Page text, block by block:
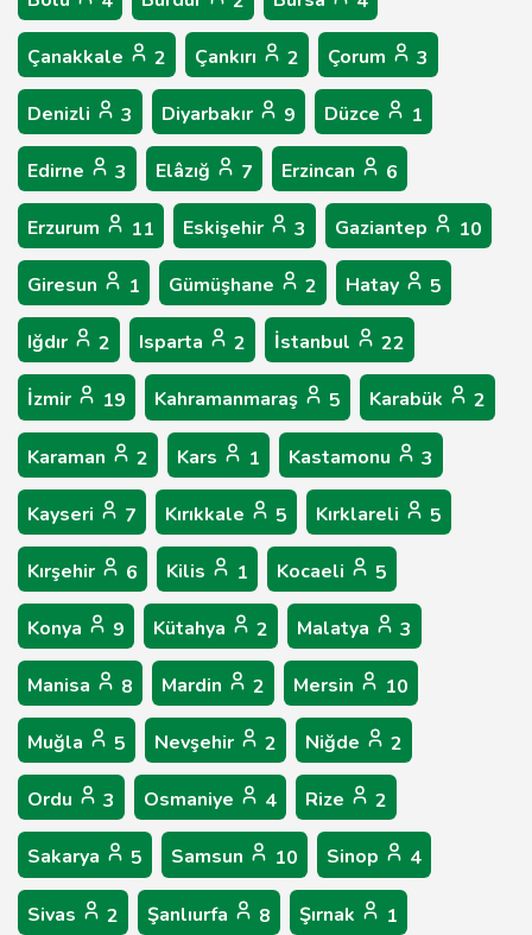
Çanakkale 2 Çankırı 2 Çorum 3
Denizli 3 Diyarbakır 9 Düzce 1
Edirne 3 Elâzığ 7 Erzincan 6
Erzurum 11 Eskişehir 3 Gaziantep 10
Giresun 1 Gümüşhane 2 Hatay 5
Iğdır 2 Isparta 2 İstanbul 22
İzmir 19 Kahramanmaraş 5 Karabük 2
Karaman 2 Kars 1 Kastamonu 3
Kayseri 7 Kırıkkale 5 Kırklareli 5
Kırşehir 6 Kilis 1 Kocaeli 5
Konya 9 Kütahya 2 Malatya 3
Manisa 8 Mardin 2 Mersin 10
Muğla 5 Nevşehir 2 Niğde 2
Ordu 3 Osmaniye 4 Rize 2
Sakarya 5 Samsun 10 Sinop 4
Sivas 2 Şanlıurfa 8 Şırnak 1